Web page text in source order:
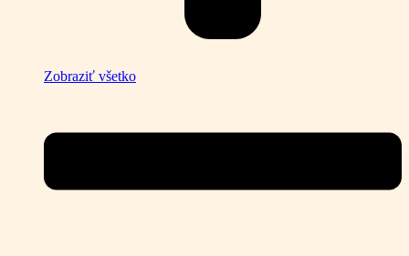
Zobraziť všetko